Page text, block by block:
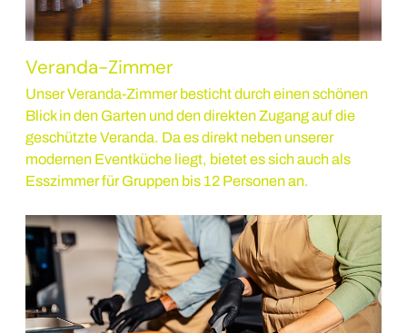
Veranda-Zimmer
Unser Veranda-Zimmer besticht durch einen schönen
Blick in den Garten und den direkten Zugang auf die
geschützte Veranda. Da es direkt neben unserer
modernen Eventküche liegt, bietet es sich auch als
Esszimmer für Gruppen bis 12 Personen an.